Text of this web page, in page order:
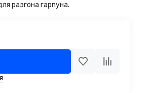
разгона гарпуна.